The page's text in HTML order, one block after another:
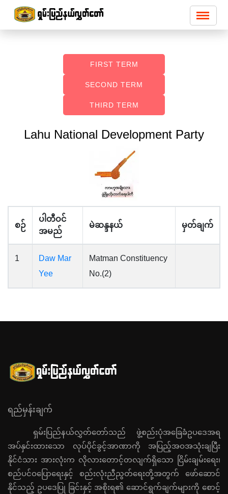
FIRST TERM
SECOND TERM
THIRD TERM
Lahu National Development Party
စဉ်
ပါတီဝင်
အမည်
မဲဆန္ဒနယ် မှတ်ချက်
1
Daw Mar
Yee
Matman Constituency
No.(2)
ရည်မှန်းချက်
ရှမ်းပြည်နယ်လွှတ်တော်သည် ဖွဲ့စည်းပုံအခြေခံဥပဒေအရ
အပ်နှင်းထားသော လုပ်ပိုင်ခွင့်အာဏာကို အပြည့်အဝအသုံးချပြီး
နိုင်ငံသား အားလုံးက လိုလားတောင့်တလျက်ရှိသော ငြိမ်းချမ်းရေး၊
စည်ပင်ဝပြောရေးနှင့် စည်းလုံးညီညွတ်ရေးတို့အတွက် ဖော်ဆောင်
နိုင်သည့် ဥပဒေပြု ခြင်းနှင့် အစိုးရ၏ ဆောင်ရွက်ချက်များကို စောင့်